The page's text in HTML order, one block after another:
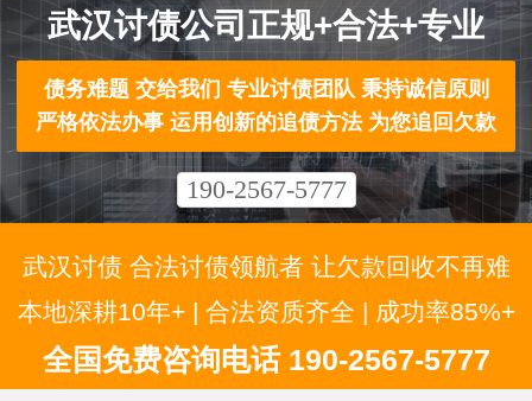
武汉讨债公司正规+合法+专业
债务难题 交给我们 专业讨债团队 秉持诚信原则
严格依法办事 运用创新的追债方法 为您追回欠款
190-2567-5777
武汉讨债 合法讨债领航者 让欠款回收不再难
本地深耕10年+ | 合法资质齐全 | 成功率85%+
全国免费咨询电话 190-2567-5777